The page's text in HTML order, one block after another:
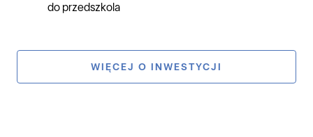
do przedszkola
WIĘCEJ O INWESTYCJI